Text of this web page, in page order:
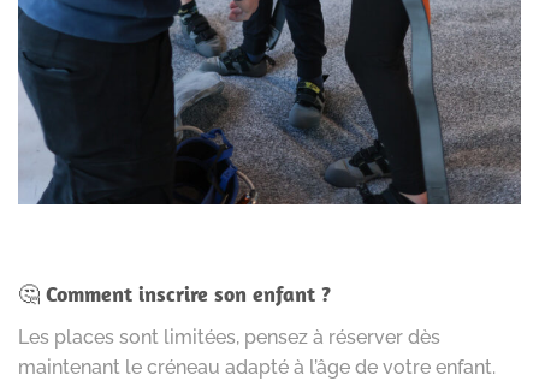
🤔 Comment inscrire son enfant ?
Les places sont limitées, pensez à réserver dès
maintenant le créneau adapté à l’âge de votre enfant.